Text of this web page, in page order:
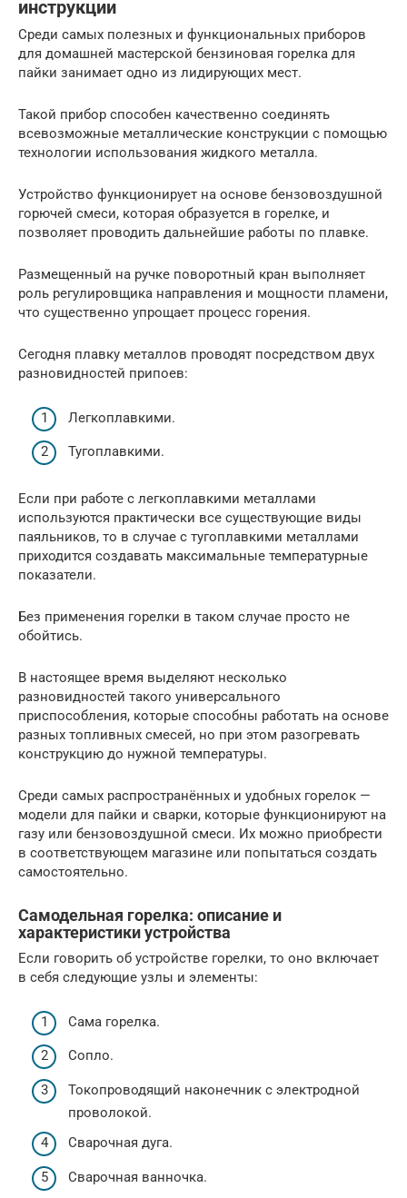
инструкции
Среди самых полезных и функциональных приборов
для домашней мастерской бензиновая горелка для
пайки занимает одно из лидирующих мест.
Такой прибор способен качественно соединять
всевозможные металлические конструкции с помощью
технологии использования жидкого металла.
Устройство функционирует на основе бензовоздушной
горючей смеси, которая образуется в горелке, и
позволяет проводить дальнейшие работы по плавке.
Размещенный на ручке поворотный кран выполняет
роль регулировщика направления и мощности пламени,
что существенно упрощает процесс горения.
Сегодня плавку металлов проводят посредством двух
разновидностей припоев:
Легкоплавкими.
Тугоплавкими.
Если при работе с легкоплавкими металлами
используются практически все существующие виды
паяльников, то в случае с тугоплавкими металлами
приходится создавать максимальные температурные
показатели.
Без применения горелки в таком случае просто не
обойтись.
В настоящее время выделяют несколько
разновидностей такого универсального
приспособления, которые способны работать на основе
разных топливных смесей, но при этом разогревать
конструкцию до нужной температуры.
Среди самых распространённых и удобных горелок —
модели для пайки и сварки, которые функционируют на
газу или бензовоздушной смеси. Их можно приобрести
в соответствующем магазине или попытаться создать
самостоятельно.
Самодельная горелка: описание и
характеристики устройства
Если говорить об устройстве горелки, то оно включает
в себя следующие узлы и элементы:
Сама горелка.
Сопло.
Токопроводящий наконечник с электродной
проволокой.
Сварочная дуга.
Сварочная ванночка.